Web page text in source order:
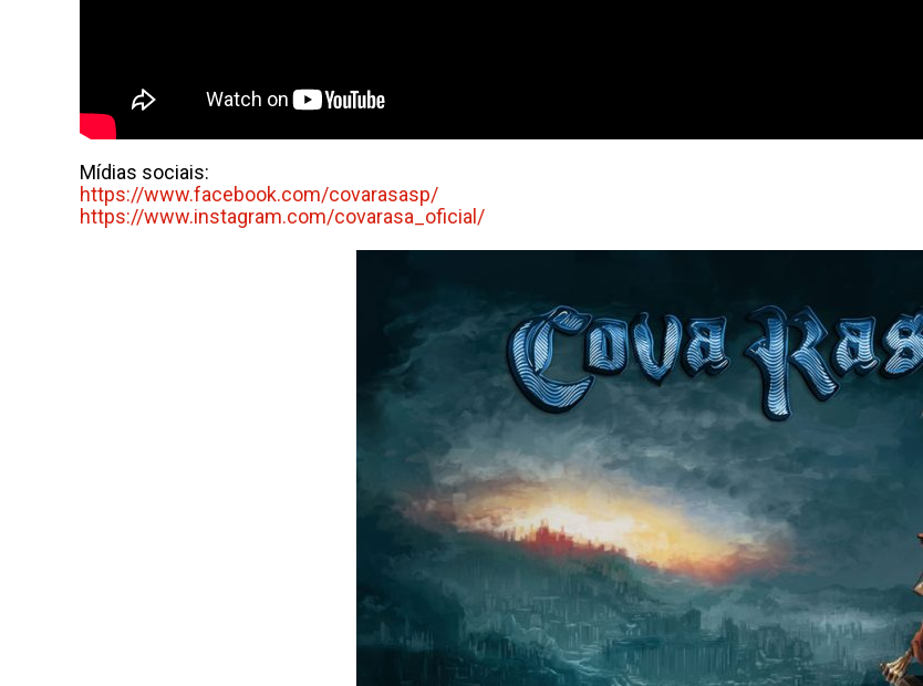
Mídias sociais:
https://www.facebook.com/covarasasp/
https://www.instagram.com/covarasa_oficial/